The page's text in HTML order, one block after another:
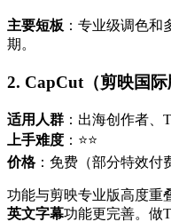
主要短板 ：专业级调色
期。
2. CapCut（剪映国际
适用人群 ：出海创作者、
上手难度 ：⭐⭐
价格：免费（部分特效付
功能与剪映专业版高度重
英文字幕功能更完善。做